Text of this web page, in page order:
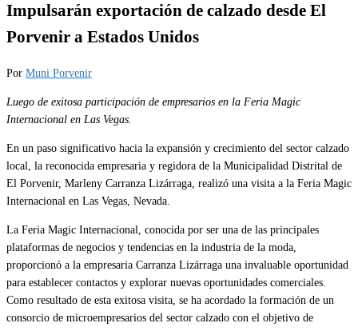
Impulsarán exportación de calzado desde El
Porvenir a Estados Unidos
Por Muni Porvenir
Luego de exitosa participación de empresarios en la Feria Magic
Internacional en Las Vegas.
En un paso significativo hacia la expansión y crecimiento del sector calzado
local, la reconocida empresaria y regidora de la Municipalidad Distrital de
El Porvenir, Marleny Carranza Lizárraga, realizó una visita a la Feria Magic
Internacional en Las Vegas, Nevada.
La Feria Magic Internacional, conocida por ser una de las principales
plataformas de negocios y tendencias en la industria de la moda,
proporcionó a la empresaria Carranza Lizárraga una invaluable oportunidad
para establecer contactos y explorar nuevas oportunidades comerciales.
Como resultado de esta exitosa visita, se ha acordado la formación de un
consorcio de microempresarios del sector calzado con el objetivo de